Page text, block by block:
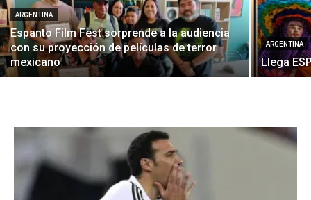
ARGENTINA
Espanto Film Fest sorprende a la audiencia
con su proyección de películas de terror
mexicano
ARGENTINA
Llega